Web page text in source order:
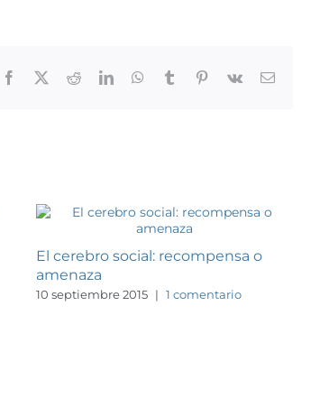
Facebook RedditLinkedInWhatsApp
Tumblr Pinterest
Vk
Correo
El cerebro social: recompensa o
amenaza
10 septiembre 2015 | 1 comentario